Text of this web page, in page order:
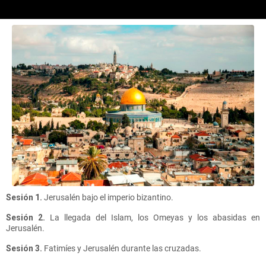
Sesión 1. Jerusalén bajo el imperio bizantino.
Sesión 2. La llegada del Islam, los Omeyas y los abasidas en
Jerusalén.
Sesión 3. Fatimíes y Jerusalén durante las cruzadas.